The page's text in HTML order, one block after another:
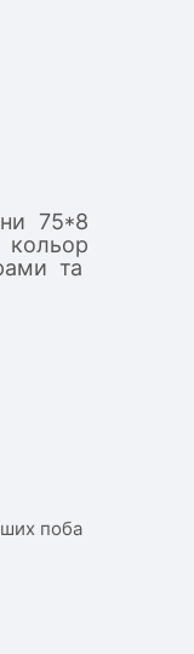
75*8
кольор
та
поба